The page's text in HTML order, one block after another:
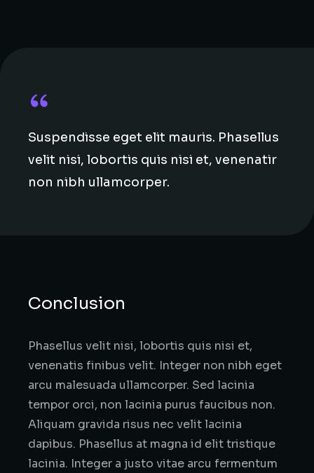
Suspendisse eget elit mauris. Phasellus
velit nisi, lobortis quis nisi et, venenatir
non nibh ullamcorper.
Conclusion
Phasellus velit nisi, lobortis quis nisi et,
venenatis finibus velit. Integer non nibh eget
arcu malesuada ullamcorper. Sed lacinia
tempor orci, non lacinia purus faucibus non.
Aliquam gravida risus nec velit lacinia
dapibus. Phasellus at magna id elit tristique
lacinia. Integer a justo vitae arcu fermentum